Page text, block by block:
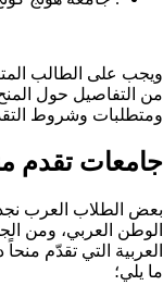
ويجب على الطالب
من التفاصيل حول
ومتطلبات وشروط
جامعات تقدم
بعض الطلاب العرب
الوطن العربي، ومن
العربية التي تقدّم
ما يلي؛